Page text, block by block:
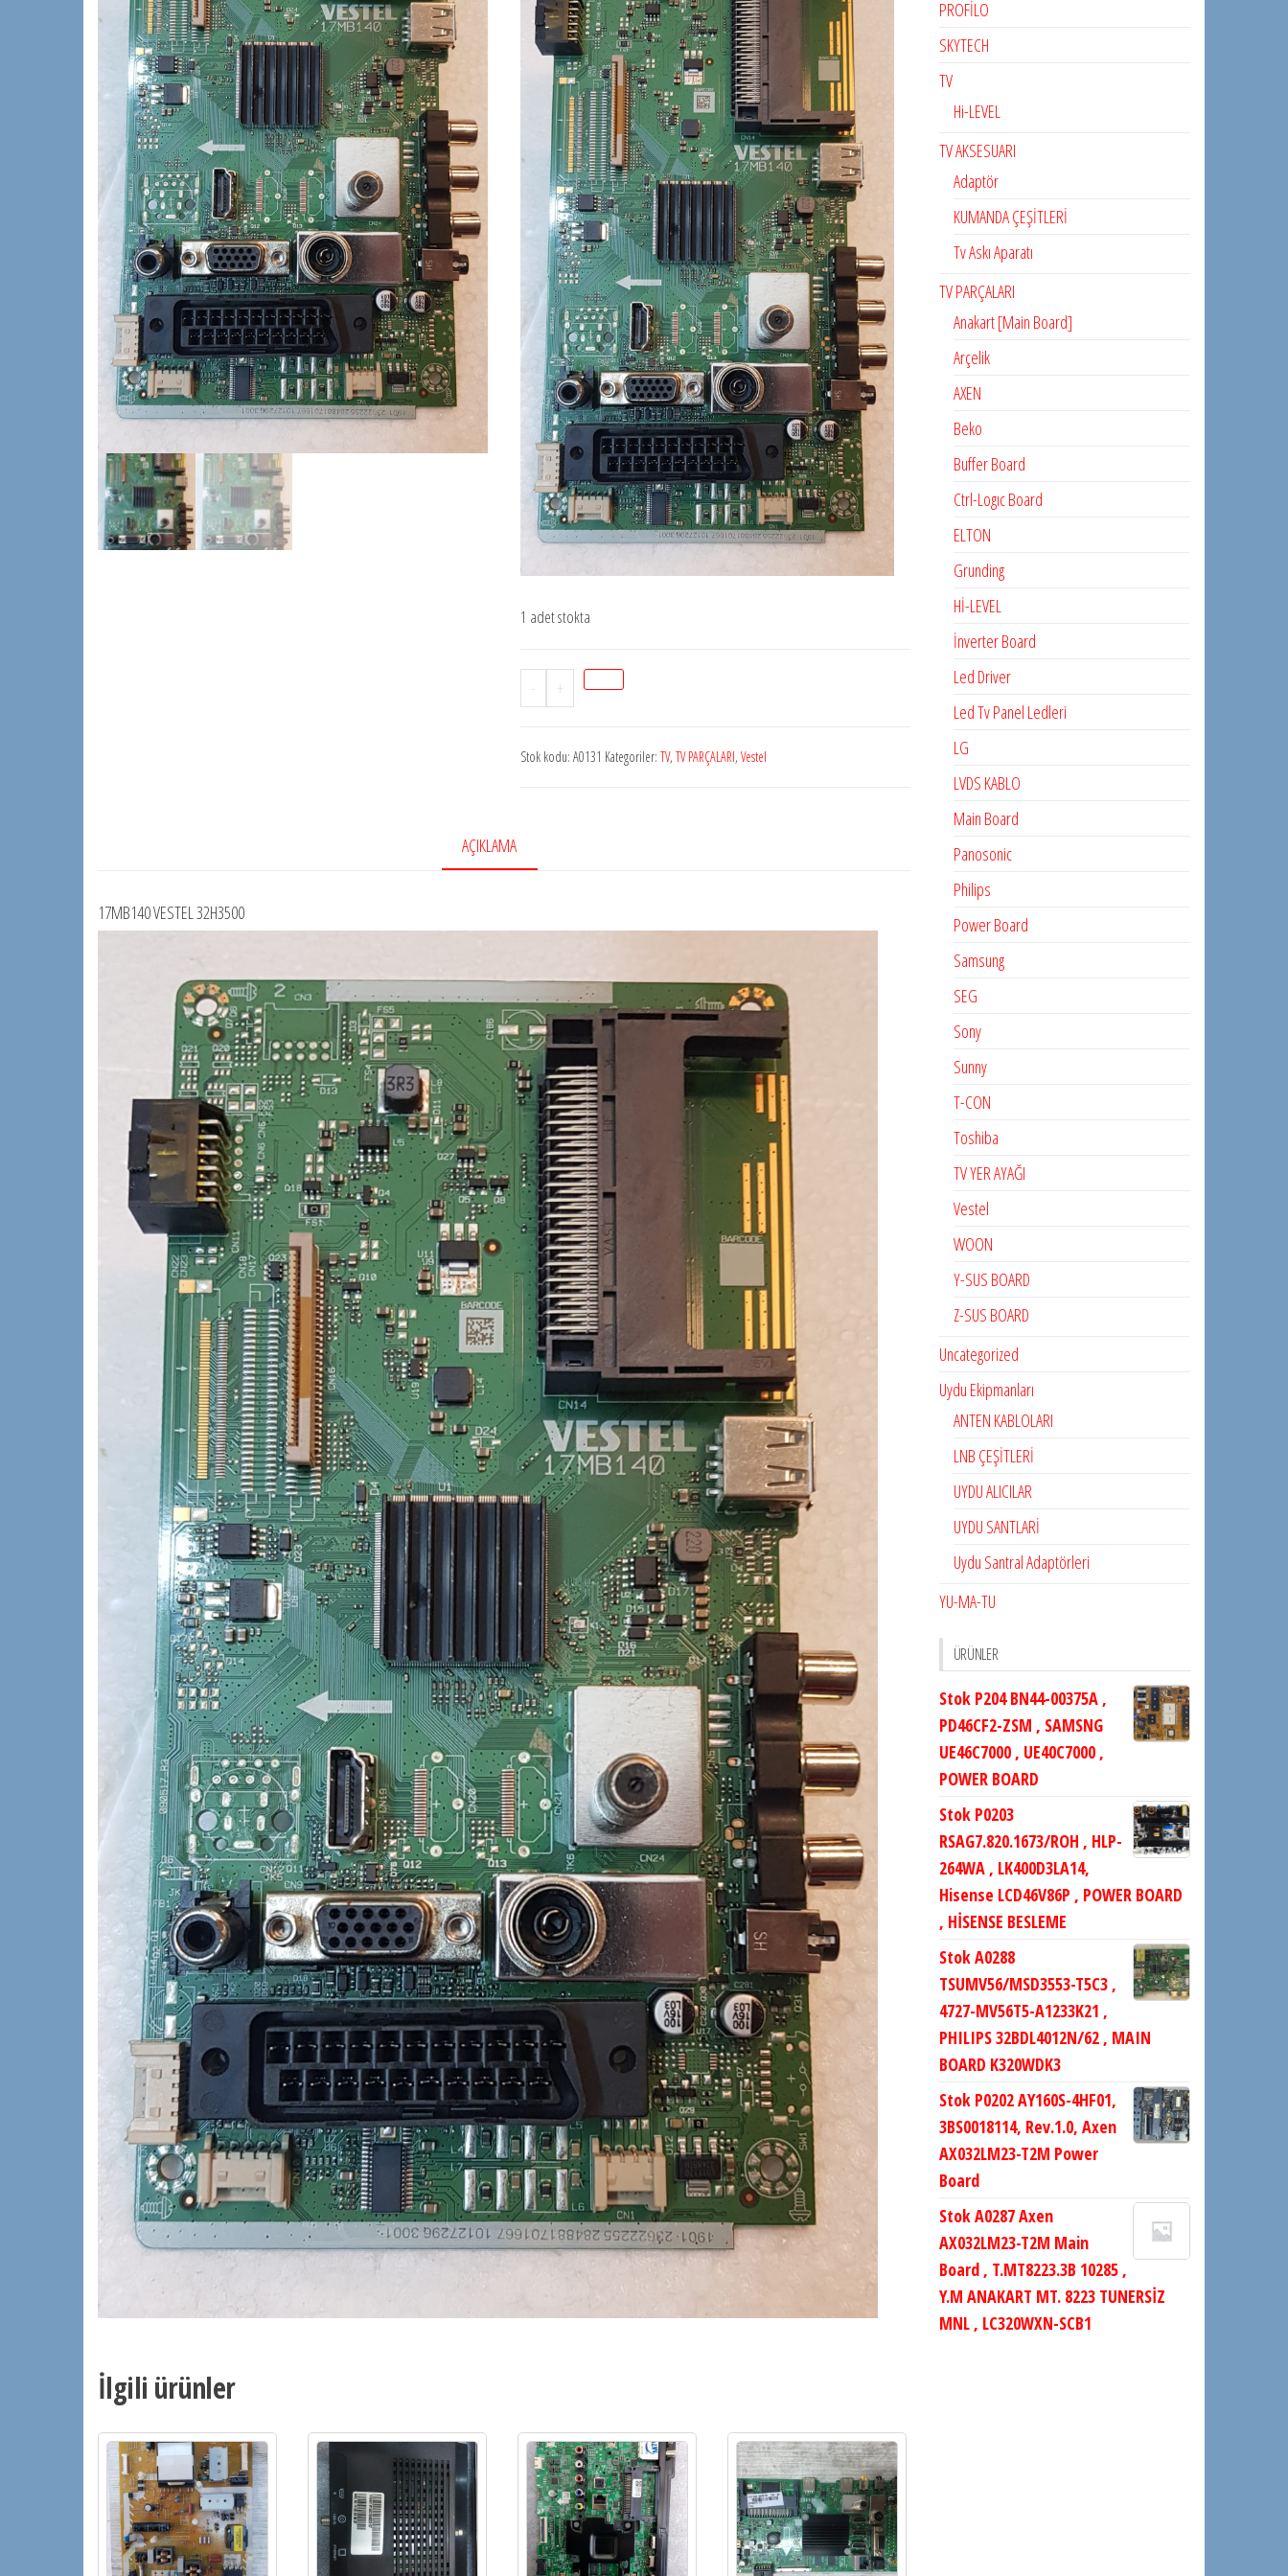
1 adet stokta
-
Stok
A0131
VESTEL
+
Stok kodu: A0131 Kategoriler: TV, TV PARÇALARI, Vestel
AÇIKLAMA
17MB140 VESTEL 32H3500
İlgili ürünler
PROFİLO
SKYTECH
TV
Hi-LEVEL
TV AKSESUARI
Adaptör
KUMANDA ÇEŞİTLERİ
Tv Askı Aparatı
TV PARÇALARI
Anakart [Main Board]
Arçelik
AXEN
Beko
Buffer Board
Ctrl-Logıc Board
ELTON
Grunding
Hİ-LEVEL
İnverter Board
Led Driver
Led Tv Panel Ledleri
LG
LVDS KABLO
Main Board
Panosonic
Philips
Power Board
Samsung
SEG
Sony
Sunny
T-CON
Toshiba
TV YER AYAĞI
Vestel
WOON
Y-SUS BOARD
Z-SUS BOARD
Uncategorized
Uydu Ekipmanları
ANTEN KABLOLARI
LNB ÇEŞİTLERİ
UYDU ALICILAR
UYDU SANTLARİ
Uydu Santral Adaptörleri
YU-MA-TU
ÜRÜNLER
Stok P204 BN44-00375A ,
PD46CF2-ZSM , SAMSNG
UE46C7000 , UE40C7000 ,
POWER BOARD
Stok P0203
RSAG7.820.1673/ROH , HLP-
264WA , LK400D3LA14,
Hisense LCD46V86P , POWER BOARD
, HİSENSE BESLEME
Stok A0288
TSUMV56/MSD3553-T5C3 ,
4727-MV56T5-A1233K21 ,
PHILIPS 32BDL4012N/62 , MAIN
BOARD K320WDK3
Stok P0202 AY160S-4HF01,
3BS0018114, Rev.1.0, Axen
AX032LM23-T2M Power
Board
Stok A0287 Axen
AX032LM23-T2M Main
Board , T.MT8223.3B 10285 ,
Y.M ANAKART MT. 8223 TUNERSİZ
MNL , LC320WXN-SCB1